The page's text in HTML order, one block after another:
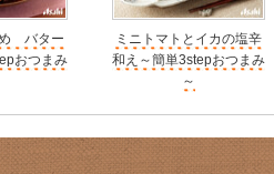
バター
おつまみ
ミニトマトとイカの塩辛
和え～簡単3stepおつまみ
～